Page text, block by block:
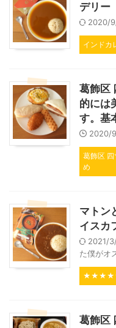
デリー
2020/
インドカ
葛飾区
的には
す。基
2020/
葛飾区
め
マトン
イスカ
2021/
た僕がオ
葛飾区